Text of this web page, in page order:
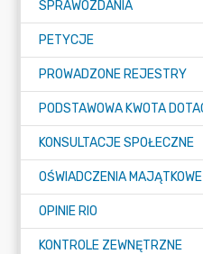
SPRAWOZDANIA
PETYCJE
PROWADZONE REJESTRY
KONSULTACJE SPOŁECZNE
OŚWIADCZENIA MAJĄTKOWE
OPINIE RIO
KONTROLE ZEWNĘTRZNE